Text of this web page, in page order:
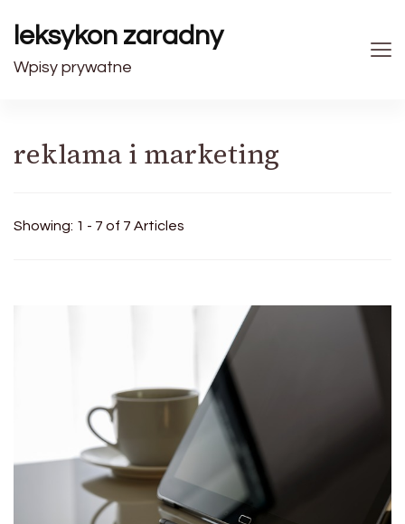
leksykon zaradny
Wpisy prywatne
reklama i marketing
Showing: 1 - 7 of 7 Articles